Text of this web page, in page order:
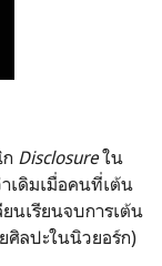
Disclosureใน
เดิมเมื่อคนที่เต้น
นเรียนจบการเต้น
ศิลปะในนิวยอร์ก)